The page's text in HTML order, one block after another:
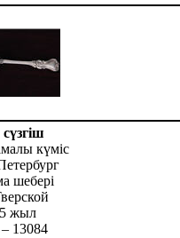
күміс
шебері
жыл
13084